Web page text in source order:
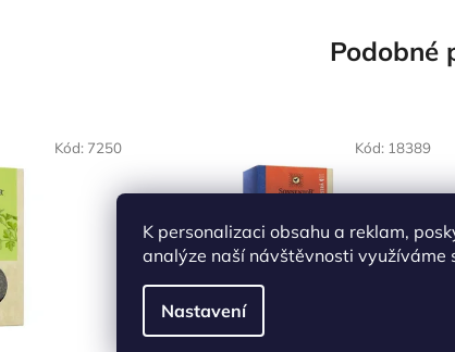
K personalizaci obsahu a reklam,
analýze naší návštěvnosti využíváme
Nastavení
Podobné
Kód: 7250 Kód: 18389